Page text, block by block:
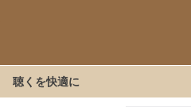
聴くを快適に